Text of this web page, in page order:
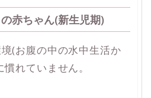
赤ちゃん(新生児期)
(お腹の中の水中生活か
れていません。